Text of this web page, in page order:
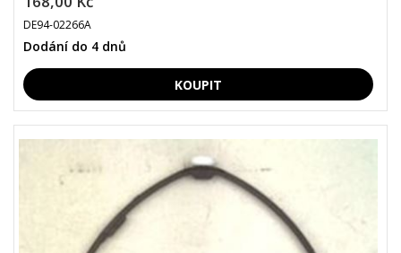
DE94-02266A
Dodání do 4 dnů